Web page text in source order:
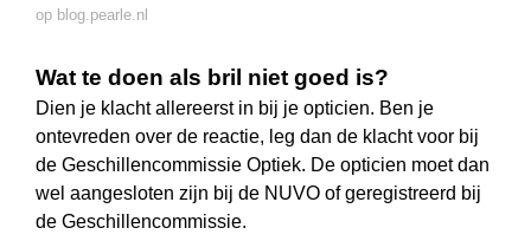
op blog.pearle.nl
Wat te doen als bril niet goed is?
Dien je klacht allereerst in bij je opticien. Ben je
ontevreden over de reactie, leg dan de klacht voor bij
de Geschillencommissie Optiek. De opticien moet dan
wel aangesloten zijn bij de NUVO of geregistreerd bij
de Geschillencommissie.